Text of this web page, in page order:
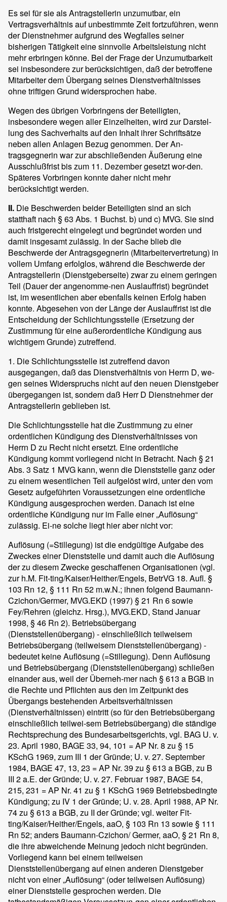
Es sei für sie als Antragstellerin unzumutbar, ein
Vertragsverhältnis auf unbestimmte Zeit fortzuführen, wenn
der Dienstnehmer aufgrund des Wegfalles seiner
bisherigen Tätigkeit eine sinnvolle Arbeitsleistung nicht
mehr erbringen könne. Bei der Frage der Unzumutbarkeit
sei insbesondere zur berücksichtigen, daß der betroffene
Mitarbeiter dem Übergang seines Dienstverhältnisses
ohne triftigen Grund widersprochen habe.
Wegen des übrigen Vorbringens der Beteiligten,
insbesondere wegen aller Einzelheiten, wird zur Darstel-
lung des Sachverhalts auf den Inhalt ihrer Schriftsätze
neben allen Anlagen Bezug genommen. Der An-
tragsgegnerin war zur abschließenden Äußerung eine
Ausschlußfrist bis zum 11. Dezember gesetzt wor-den.
Späteres Vorbringen konnte daher nicht mehr
berücksichtigt werden.
II. Die Beschwerden beider Beteiligten sind an sich
statthaft nach § 63 Abs. 1 Buchst. b) und c) MVG. Sie sind
auch fristgerecht eingelegt und begründet worden und
damit insgesamt zulässig. In der Sache blieb die
Beschwerde der Antragsgegnerin (Mitarbeitervertretung) in
vollem Umfang erfolglos, während die Beschwerde der
Antragstellerin (Dienstgeberseite) zwar zu einem geringen
Teil (Dauer der angenomme-nen Auslauffrist) begründet
ist, im wesentlichen aber ebenfalls keinen Erfolg haben
konnte. Abgesehen von der Länge der Auslauffrist ist die
Entscheidung der Schlichtungsstelle (Ersetzung der
Zustimmung für eine außerordentliche Kündigung aus
wichtigem Grunde) zutreffend.
1. Die Schlichtungsstelle ist zutreffend davon
ausgegangen, daß das Dienstverhältnis von Herrn D, we-
gen seines Widerspruchs nicht auf den neuen Dienstgeber
übergegangen ist, sondern daß Herr D Dienstnehmer der
Antragstellerin geblieben ist.
Die Schlichtungsstelle hat die Zustimmung zu einer
ordentlichen Kündigung des Dienstverhältnisses von
Herrn D zu Recht nicht ersetzt. Eine ordentliche
Kündigung kommt vorliegend nicht in Betracht. Nach § 21
Abs. 3 Satz 1 MVG kann, wenn die Dienststelle ganz oder
zu einem wesentlichen Teil aufgelöst wird, unter den vom
Gesetz aufgeführten Voraussetzungen eine ordentliche
Kündigung ausgesprochen werden. Danach ist eine
ordentliche Kündigung nur im Falle einer „Auflösung“
zulässig. Ei-ne solche liegt hier aber nicht vor:
Auflösung (=Stillegung) ist die endgültige Aufgabe des
Zweckes einer Dienststelle und damit auch die Auflösung
der zu diesem Zwecke geschaffenen Organisationen (vgl.
zur h.M. Fit-ting/Kaiser/Heither/Engels, BetrVG 18. Aufl. §
103 Rn 12, § 111 Rn 52 m.w.N.; ihnen folgend Baumann-
Czichon/Germer, MVG.EKD (1997) § 21 Rn 6 sowie
Fey/Rehren (gleichz. Hrsg.), MVG.EKD, Stand Januar
1998, § 46 Rn 2). Betriebsübergang
(Dienststellenübergang) - einschließlich teilweisem
Betriebsübergang (teilweisem Dienststellenübergang) -
bedeutet keine Auflösung (=Stillegung). Denn Auflösung
und Betriebsübergang (Dienststellenübergang) schließen
einander aus, weil der Überneh-mer nach § 613 a BGB in
die Rechte und Pflichten aus den im Zeitpunkt des
Übergangs bestehenden Arbeitsverhältnissen
(Dienstverhältnissen) eintritt (so für den Betriebsübergang
einschließlich teilwei-sem Betriebsübergang) die ständige
Rechtsprechung des Bundesarbeitsgerichts, vgl. BAG U. v.
23. April 1980, BAGE 33, 94, 101 = AP Nr. 8 zu § 15
KSchG 1969, zum III 1 der Gründe; U. v. 27. September
1984, BAGE 47, 13, 23 = AP Nr. 39 zu § 613 a BGB, zu B
III 2 a.E. der Gründe; U. v. 27. Februar 1987, BAGE 54,
215, 231 = AP Nr. 41 zu § 1 KSchG 1969 Betriebsbedingte
Kündigung; zu IV 1 der Gründe; U. v. 28. April 1988, AP Nr.
74 zu § 613 a BGB, zu II der Gründe; vgl. weiter Fit-
ting/Kaiser/Heither/Engels, aaO, § 103 Rn 13 sowie § 111
Rn 52; anders Baumann-Czichon/ Germer, aaO, § 21 Rn 8,
die ihre abweichende Meinung jedoch nicht begründen.
Vorliegend kann bei einem teilweisen
Dienststellenübergang auf einen anderen Dienstgeber
nicht von einer „Auflösung“ (oder teilweisen Auflösung)
einer Dienststelle gesprochen werden. Die